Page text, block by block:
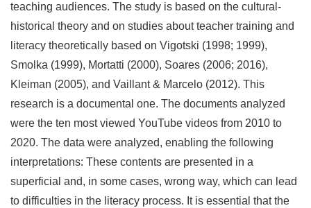
teaching audiences. The study is based on the cultural-
historical theory and on studies about teacher training and
literacy theoretically based on Vigotski (1998; 1999),
Smolka (1999), Mortatti (2000), Soares (2006; 2016),
Kleiman (2005), and Vaillant & Marcelo (2012). This
research is a documental one. The documents analyzed
were the ten most viewed YouTube videos from 2010 to
2020. The data were analyzed, enabling the following
interpretations: These contents are presented in a
superficial and, in some cases, wrong way, which can lead
to difficulties in the literacy process. It is essential that the